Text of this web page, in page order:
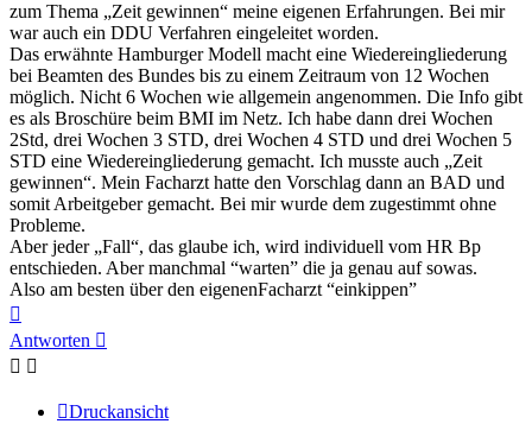
zum Thema „Zeit gewinnen“ meine eigenen Erfahrungen. Bei mir
war auch ein DDU Verfahren eingeleitet worden.
Das erwähnte Hamburger Modell macht eine Wiedereingliederung
bei Beamten des Bundes bis zu einem Zeitraum von 12 Wochen
möglich. Nicht 6 Wochen wie allgemein angenommen. Die Info gibt
es als Broschüre beim BMI im Netz. Ich habe dann drei Wochen
2Std, drei Wochen 3 STD, drei Wochen 4 STD und drei Wochen 5
STD eine Wiedereingliederung gemacht. Ich musste auch „Zeit
gewinnen“. Mein Facharzt hatte den Vorschlag dann an BAD und
somit Arbeitgeber gemacht. Bei mir wurde dem zugestimmt ohne
Probleme.
Aber jeder „Fall“, das glaube ich, wird individuell vom HR Bp
entschieden. Aber manchmal “warten” die ja genau auf sowas.
Also am besten über den eigenenFacharzt “einkippen”
oben
Antworten
Druckansicht